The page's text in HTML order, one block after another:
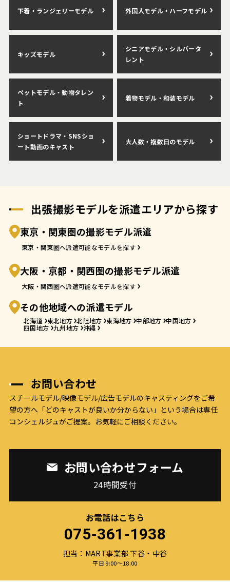
下着・ランジェリーモデル 外国人モデル・ハーフモデル
キッズモデル
シニアモデル・シルバータ
レント
ペットモデル・動物タレン
ト
着物モデル・和装モデル
ショートドラマ・SNSショ
ート動画のキャスト
大人数・複数日のモデル
出張撮影モデルを派遣エリアから探す
東京・関東圏の撮影モデル派遣
東京・関東圏へ派遣可能なモデルを探す
大阪・京都・関西圏の撮影モデル派遣
大阪・関西圏へ派遣可能なモデルを探す
その他地域への派遣モデル
北海道 東北地方 北陸地方 東海地方 中部地方 中国地方
四国地方 九州地方 沖縄
お問い合わせ
スチールモデル/映像モデル/広告モデルのキャスティングをご希
望の方へ「どのキャストが良いか分からない」という場合は専任
コンシェルジュがご提案。お気軽にご相談ください。
お問い合わせフォーム
24時間受付
お電話はこちら
075-361-1938
担当：MART事業部 下谷・中谷
平日 9:00〜18:00